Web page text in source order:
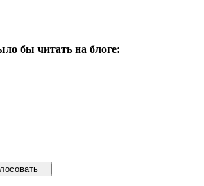
бы читать на блоге: